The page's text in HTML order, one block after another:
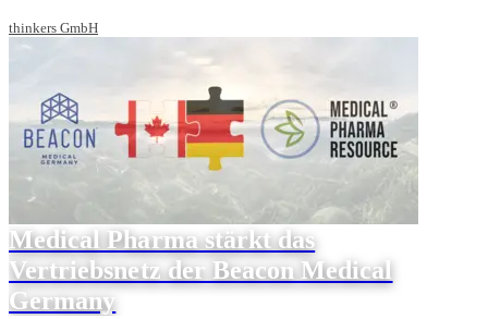
thinkers GmbH
Medical Pharma stärkt das
Vertriebsnetz der Beacon Medical
Germany